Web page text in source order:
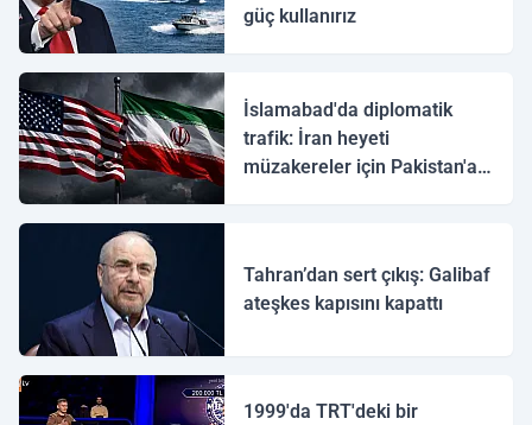
güç kullanırız
İslamabad'da diplomatik
trafik: İran heyeti
müzakereler için Pakistan'a
Tahran’dan sert çıkış: Galibaf
ateşkes kapısını kapattı
1999'da TRT'deki bir